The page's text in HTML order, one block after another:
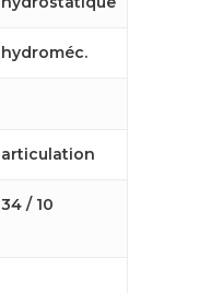
hydroméc.
articulation
34 / 10